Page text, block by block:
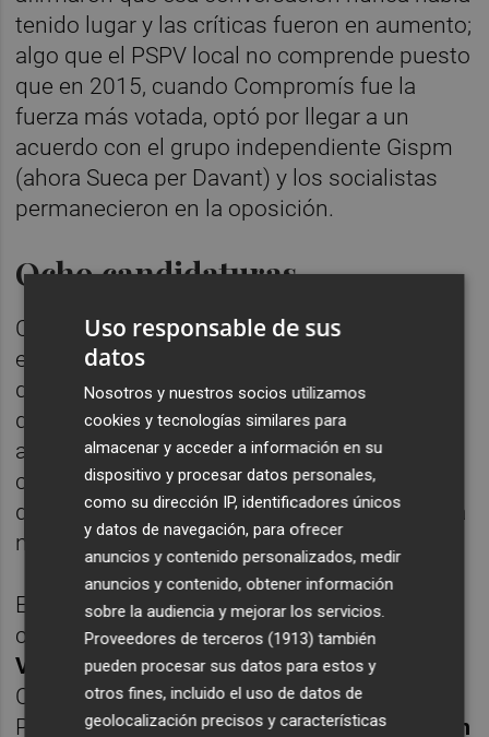
tenido lugar y las críticas fueron en aumento;
algo que el PSPV local no comprende puesto
que en 2015, cuando Compromís fue la
fuerza más votada, optó por llegar a un
acuerdo con el grupo independiente Gispm
(ahora Sueca per Davant) y los socialistas
permanecieron en la oposición.
Ocho candidaturas
Con toda esta vorágine política a las
espaldas, marcada por un fuerte
desentendimiento entre Compromís y PSPV
que dificulta la cordialidad para futuras
alianzas, será fundamental para las
candidaturas arrastrar la máxima capacidad
de votos posible y así acercarse a la mayoría
necesaria.
En concreto, ocho opciones se postulan
como candidatas este 28 de mayo.
Vázquezpor el PSPV,Vicent Baldov
Compromís,Carolina Torrespor el Partido
Popular,Juan Vicente Miquelpor Vox,
Julián
Uso responsable de sus
datos
Nosotros y nuestros socios utilizamos
cookies y tecnologías similares para
almacenar y acceder a información en su
dispositivo y procesar datos personales,
como su dirección IP, identificadores únicos
y datos de navegación, para ofrecer
anuncios y contenido personalizados, medir
anuncios y contenido, obtener información
sobre la audiencia y mejorar los servicios.
Proveedores de terceros (1913) también
pueden procesar sus datos para estos y
otros fines, incluido el uso de datos de
geolocalización precisos y características